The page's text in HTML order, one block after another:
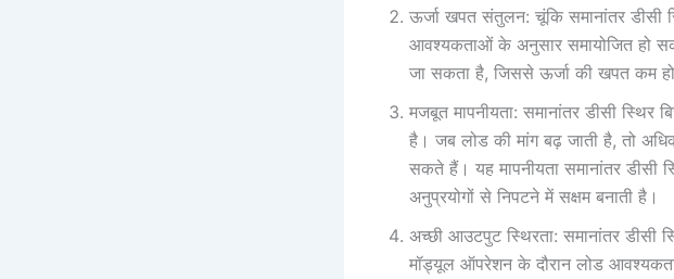
ऊर्जा खपत संतुलन: चूंकि समानांतर डीसी
आवश्यकताओं के अनुसार समायोजित हो
जा सकता है, जिससे ऊर्जा की खपत कम
मजबूत मापनीयता: समानांतर डीसी स्थिर
है। जब लोड की मांग बढ़ जाती है, तो
सकते हैं। यह मापनीयता समानांतर डीसी
अनुप्रयोगों से निपटने में सक्षम बनाती है।
अच्छी आउटपुट स्थिरता: समानांतर डीसी
मॉड्यूल ऑपरेशन के दौरान लोड